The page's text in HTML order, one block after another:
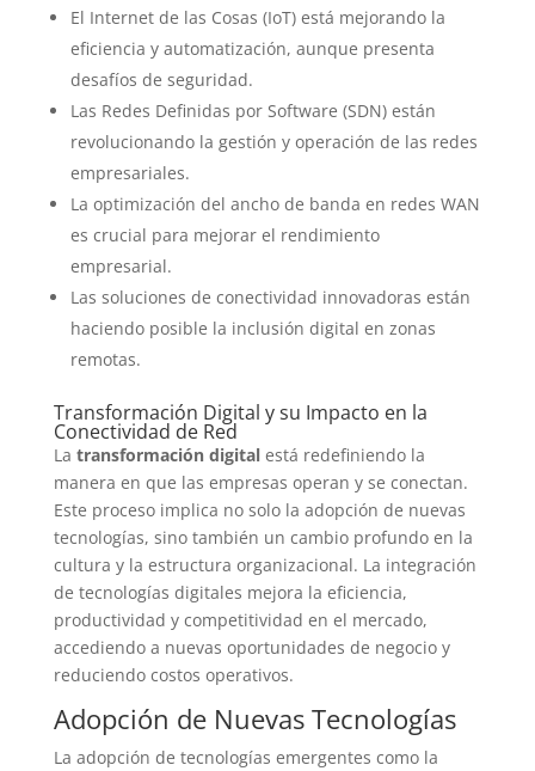
El Internet de las Cosas (IoT) está mejorando la
eficiencia y automatización, aunque presenta
desafíos de seguridad.
Las Redes Definidas por Software (SDN) están
revolucionando la gestión y operación de las redes
empresariales.
La optimización del ancho de banda en redes WAN
es crucial para mejorar el rendimiento
empresarial.
Las soluciones de conectividad innovadoras están
haciendo posible la inclusión digital en zonas
remotas.
Transformación Digital y su Impacto en la
Conectividad de Red
La transformación digitalestá redefiniendo la
manera en que las empresas operan y se conectan.
Este proceso implica no solo la adopción de nuevas
tecnologías, sino también un cambio profundo en la
cultura y la estructura organizacional. La integración
de tecnologías digitales mejora la eficiencia,
productividad y competitividad en el mercado,
accediendo a nuevas oportunidades de negocio y
reduciendo costos operativos.
Adopción de Nuevas Tecnologías
La adopción de tecnologías emergentes como la